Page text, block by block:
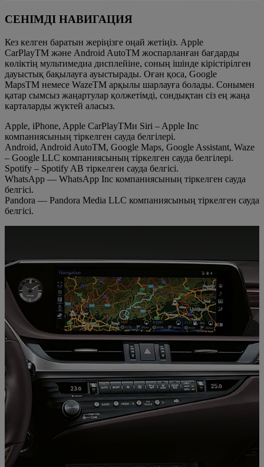
СЕНІМДІ НАВИГАЦИЯ
Кез келген баратын жеріңізге оңай жетіңіз. Apple
CarPlayTM және Android AutoTM жоспарланған бағдарды
көліктің мультимедиа дисплейіне, соның ішінде кірістірілген
дауыстық бақылауға ауыстырады. Оған қоса, Google
MapsTM немесе WazeTM арқылы шарлауға болады. Сонымен
қатар сымсыз жаңартулар қолжетімді, сондықтан сіз ең жаңа
карталарды жүктей аласыз.
Apple, iPhone, Apple CarPlayTMи Siri – Apple Inc
компаниясының тіркелген сауда белгілері.
Android, Android AutoTM, Google Maps, Google Assistant, Waze
– Google LLC компаниясының тіркелген сауда белгілері.
Spotify – Spotify AB тіркелген сауда белгісі.
WhatsApp — WhatsApp Inc компаниясының тіркелген сауда
белгісі.
Pandora — Pandora Media LLC компаниясының тіркелген сауда
белгісі.